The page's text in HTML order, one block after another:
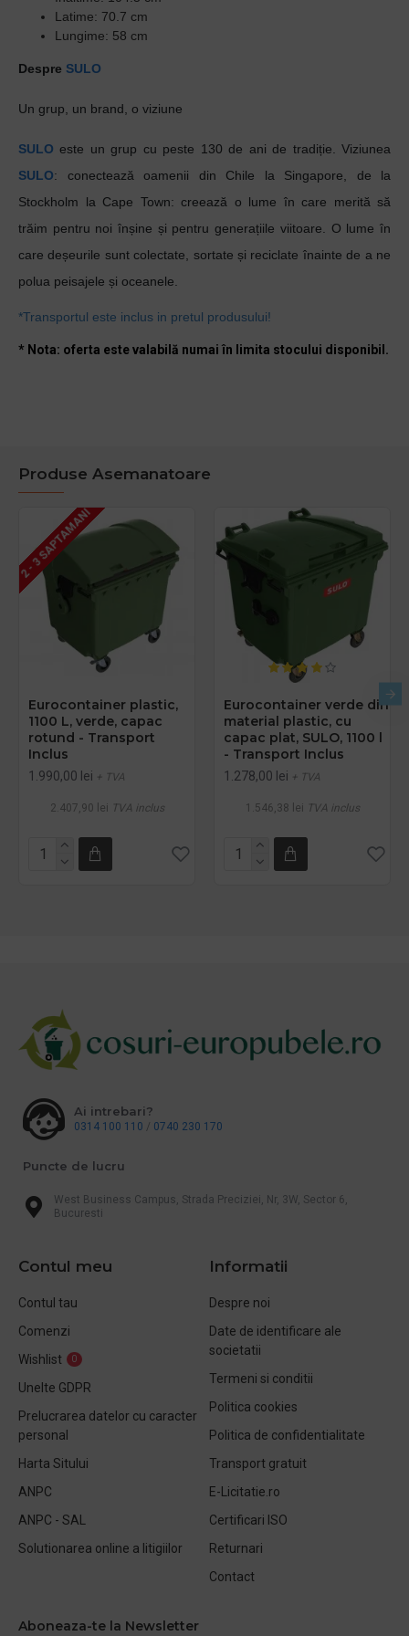
Latime: 70.7 cm
Lungime: 58 cm
Despre SULO
Un grup, un brand, o viziune
SULO este un grup cu peste 130 de ani de tradiție. Viziunea
SULO: conectează oamenii din Chile la Singapore, de la
Stockholm la Cape Town: creează o lume în care merită să
trăim pentru noi înșine și pentru generațiile viitoare. O lume în
care deșeurile sunt colectate, sortate și reciclate înainte de a ne
polua peisajele și oceanele.
*Transportul este inclus in pretul produsului!
* Nota: oferta este valabilă numai în limita stocului disponibil.
Produse Asemanatoare
2 - 3 SAPTAMANI
Eurocontainer plastic,
1100 L, verde, capac
rotund - Transport
Inclus
1.990,00 lei + TVA
2.407,90 lei TVA inclus
Eurocontainer verde din
material plastic, cu
capac plat, SULO, 1100 l
- Transport Inclus
1.278,00 lei + TVA
1.546,38 lei TVA inclus
Ai intrebari?
0314 100 110 / 0740 230 170
Puncte de lucru
West Business Campus, Strada Preciziei, Nr, 3W, Sector 6,
Bucuresti
Contul meu
Contul tau
Comenzi
Wishlist
0
Unelte GDPR
Prelucrarea datelor cu caracter
personal
Harta Sitului
ANPC
ANPC - SAL
Solutionarea online a litigiilor
Informatii
Despre noi
Date de identificare ale
societatii
Termeni si conditii
Politica cookies
Politica de confidentialitate
Transport gratuit
E-Licitatie.ro
Certificari ISO
Returnari
Contact
Aboneaza-te la Newsletter